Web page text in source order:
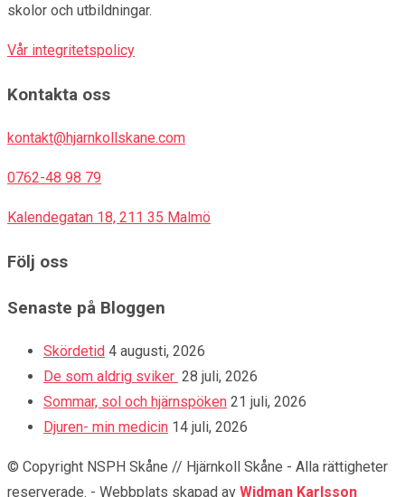
skolor och utbildningar.
Vår integritetspolicy
Kontakta oss
kontakt@hjarnkollskane.com
0762-48 98 79
Kalendegatan 18, 211 35 Malmö
Följ oss
Senaste på Bloggen
Skördetid 4 augusti, 2026
De som aldrig sviker 28 juli, 2026
Sommar, sol och hjärnspöken 21 juli, 2026
Djuren- min medicin 14 juli, 2026
© Copyright NSPH Skåne // Hjärnkoll Skåne - Alla rättigheter
reserverade. - Webbplats skapad av Widman Karlsson